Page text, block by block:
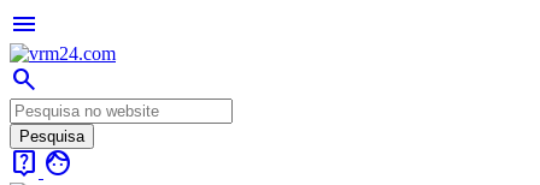
menu
search
live_help face